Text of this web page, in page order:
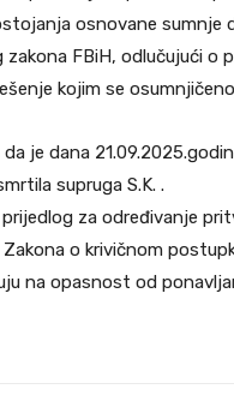
osnovane sumnje
zakona FBiH, odlučujući
kojim se
je dana
supruga S.K. .
za određivanje
Zakona o krivičnom
na opasnost od